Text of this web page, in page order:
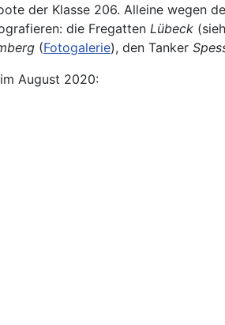
der Klasse 206. Alleine wegen
die Fregatten Lübeck
(Fotogalerie), den Tanker
August 2020: